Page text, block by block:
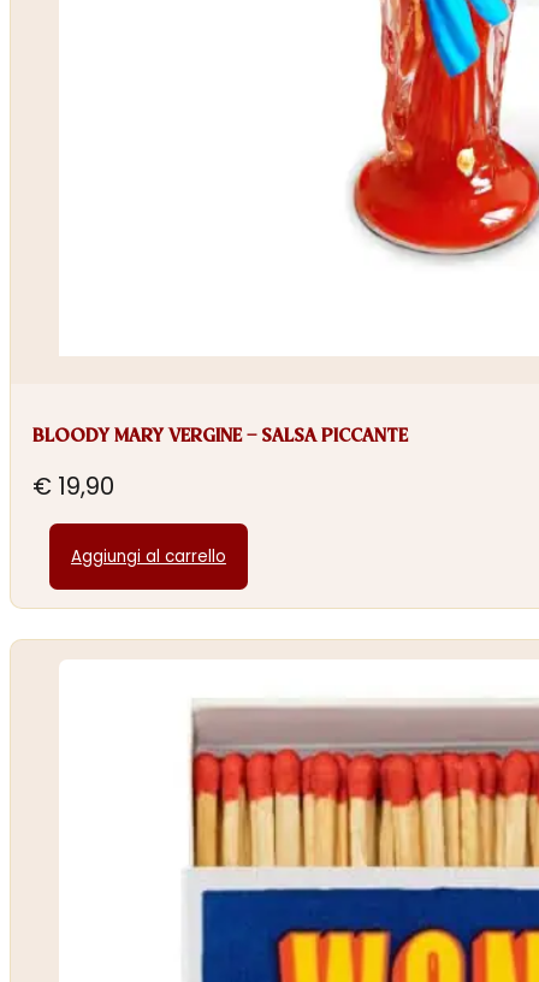
BLOODY MARY VERGINE – SALSA PICCANTE
€ 19,90
Aggiungi al carrello